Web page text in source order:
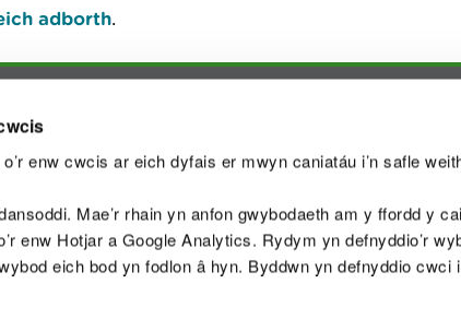
enw cwcis ar eich dyfais er mwyn caniatáu i’n safle
Mae’r rhain yn anfon gwybodaeth am y ffordd y
enw Hotjar a Google Analytics. Rydym yn defnyddio’r
eich bod yn fodlon â hyn. Byddwn yn defnyddio cwci
adborth.
o'r safle Hawlfraint
Preifatrwydd a